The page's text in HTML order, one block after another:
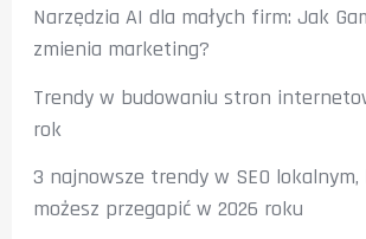
Narzędzia AI dla małych firm: Jak
zmienia marketing?
Trendy w budowaniu stron
rok
3 najnowsze trendy w SEO
możesz przegapić w 2026 roku